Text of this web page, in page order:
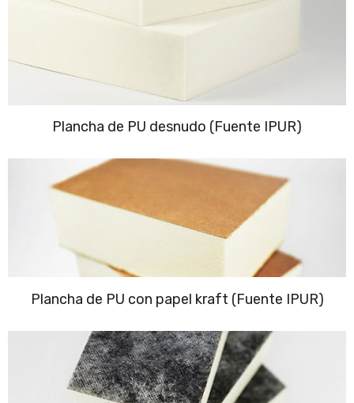
Plancha de PU desnudo (Fuente IPUR)
Plancha de PU con papel kraft (Fuente IPUR)